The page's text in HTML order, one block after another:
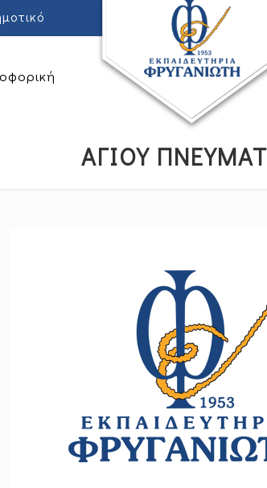
ΑΓΙΟΥ